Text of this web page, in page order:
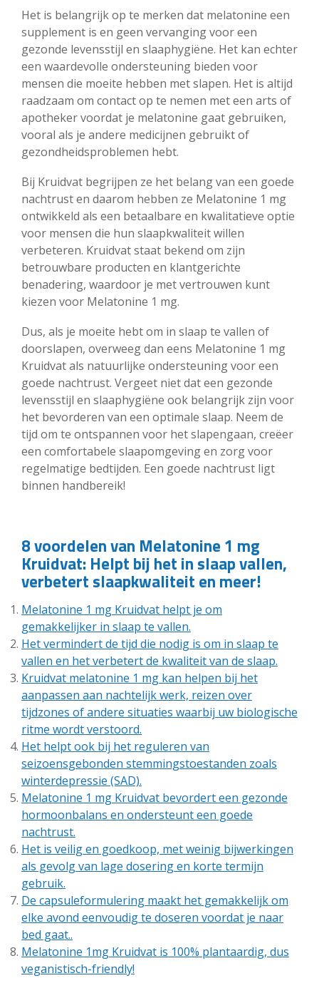
Het is belangrijk op te merken dat melatonine een
supplement is en geen vervanging voor een
gezonde levensstijl en slaaphygiëne. Het kan echter
een waardevolle ondersteuning bieden voor
mensen die moeite hebben met slapen. Het is altijd
raadzaam om contact op te nemen met een arts of
apotheker voordat je melatonine gaat gebruiken,
vooral als je andere medicijnen gebruikt of
gezondheidsproblemen hebt.
Bij Kruidvat begrijpen ze het belang van een goede
nachtrust en daarom hebben ze Melatonine 1 mg
ontwikkeld als een betaalbare en kwalitatieve optie
voor mensen die hun slaapkwaliteit willen
verbeteren. Kruidvat staat bekend om zijn
betrouwbare producten en klantgerichte
benadering, waardoor je met vertrouwen kunt
kiezen voor Melatonine 1 mg.
Dus, als je moeite hebt om in slaap te vallen of
doorslapen, overweeg dan eens Melatonine 1 mg
Kruidvat als natuurlijke ondersteuning voor een
goede nachtrust. Vergeet niet dat een gezonde
levensstijl en slaaphygiëne ook belangrijk zijn voor
het bevorderen van een optimale slaap. Neem de
tijd om te ontspannen voor het slapengaan, creëer
een comfortabele slaapomgeving en zorg voor
regelmatige bedtijden. Een goede nachtrust ligt
binnen handbereik!
8 voordelen van Melatonine 1 mg
Kruidvat: Helpt bij het in slaap vallen,
verbetert slaapkwaliteit en meer!
Melatonine 1 mg Kruidvat helpt je om
gemakkelijker in slaap te vallen.
Het vermindert de tijd die nodig is om in slaap te
vallen en het verbetert de kwaliteit van de slaap.
Kruidvat melatonine 1 mg kan helpen bij het
aanpassen aan nachtelijk werk, reizen over
tijdzones of andere situaties waarbij uw biologische
ritme wordt verstoord.
Het helpt ook bij het reguleren van
seizoensgebonden stemmingstoestanden zoals
winterdepressie (SAD).
Melatonine 1 mg Kruidvat bevordert een gezonde
hormoonbalans en ondersteunt een goede
nachtrust.
Het is veilig en goedkoop, met weinig bijwerkingen
als gevolg van lage dosering en korte termijn
gebruik.
De capsuleformulering maakt het gemakkelijk om
elke avond eenvoudig te doseren voordat je naar
bed gaat..
Melatonine 1mg Kruidvat is 100% plantaardig, dus
veganistisch-friendly!